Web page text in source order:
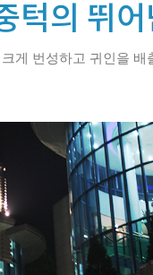
턱의 뛰
게 번성하고 귀인을 배